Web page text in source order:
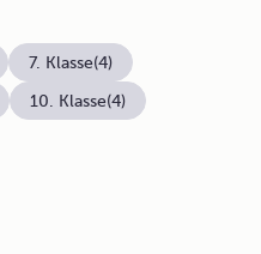
7. Klasse(4)
10. Klasse(4)